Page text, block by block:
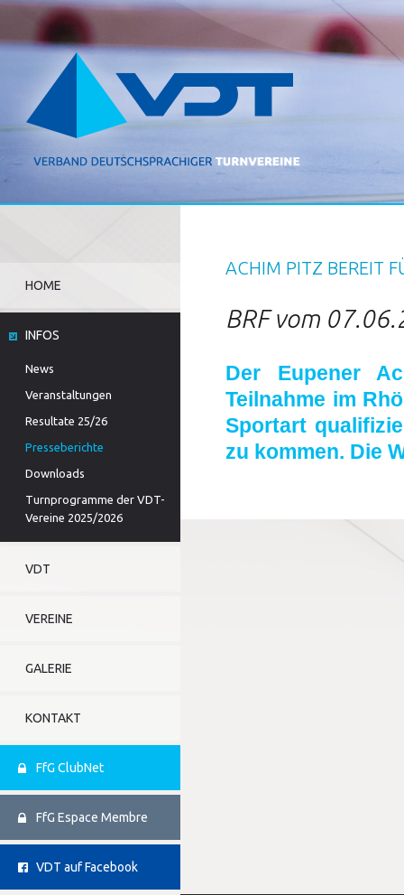
HOME
INFOS
News
Veranstaltungen
Resultate 25/26
Presseberichte
Downloads
Turnprogramme der VDT-
Vereine 2025/2026
VDT
VEREINE
GALERIE
KONTAKT
FfG ClubNet
FfG Espace Membre
VDT auf Facebook
ACHIM PITZ BEREIT
BRF vom
Der Eupener
Teilnahme im
Sportart
zu kommen. Die